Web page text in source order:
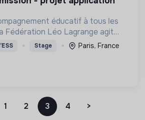
éducatif à tous les
Fédération Léo Lagrange agit
de chacun et participe à la
citoyens impliqués dans la société
Stage
Paris, France
1 2 3 4 >